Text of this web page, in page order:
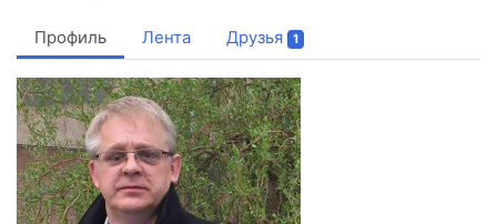
Профиль Лента Друзья 1